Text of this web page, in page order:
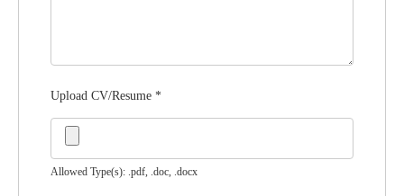
Upload CV/Resume *
Allowed Type(s): .pdf, .doc, .docx